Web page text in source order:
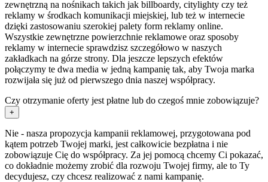
zewnętrzną na nośnikach takich jak billboardy, citylighty czy też
reklamy w środkach komunikacji miejskiej, lub też w internecie
dzięki zastosowaniu szerokiej palety form reklamy online.
Wszystkie zewnętrzne powierzchnie reklamowe oraz sposoby
reklamy w internecie sprawdzisz szczegółowo w naszych
zakładkach na górze strony. Dla jeszcze lepszych efektów
połączymy te dwa media w jedną kampanię tak, aby Twoja marka
rozwijała się już od pierwszego dnia naszej współpracy.
Czy otrzymanie oferty jest płatne lub do czegoś mnie zobowiązuje?
+
Nie - nasza propozycja kampanii reklamowej, przygotowana pod
kątem potrzeb Twojej marki, jest całkowicie bezpłatna i nie
zobowiązuje Cię do współpracy. Za jej pomocą chcemy Ci pokazać,
co dokładnie możemy zrobić dla rozwoju Twojej firmy, ale to Ty
decydujesz, czy chcesz realizować z nami kampanię.